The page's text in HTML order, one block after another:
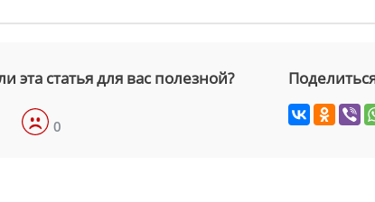
эта статья для вас полезной?
0